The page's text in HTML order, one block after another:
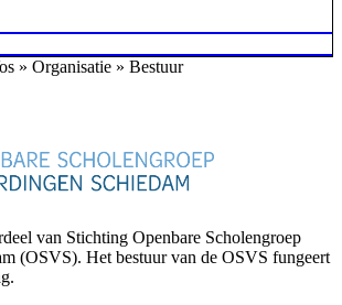
» Organisatie » Bestuur
van Stichting Openbare Scholengroep
(OSVS). Het bestuur van de OSVS fungeert